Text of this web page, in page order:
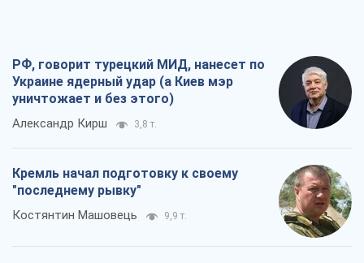
РФ, говорит турецкий МИД, нанесет по
Украине ядерный удар (а Киев мэр
уничтожает и без этого)
Александр Кирш 3,8 т.
Кремль начал подготовку к своему
"последнему рывку"
Костянтин Машовець 9,9 т.